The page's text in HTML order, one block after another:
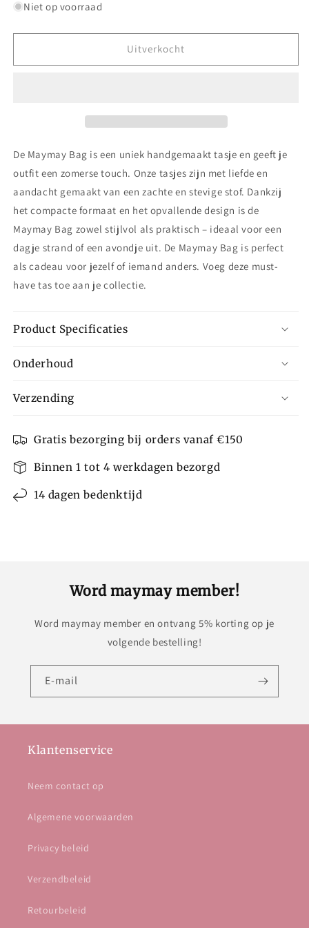
voor
Bag
voor
Bag
Niet op voorraad
Uitverkocht
De Maymay Bag is een uniek handgemaakt tasje en geeft je
outfit een zomerse touch. Onze tasjes zijn met liefde en
aandacht gemaakt van een zachte en stevige stof. Dankzij
het compacte formaat en het opvallende design is de
Maymay Bag zowel stijlvol als praktisch – ideaal voor een
dagje strand of een avondje uit. De Maymay Bag is perfect
als cadeau voor jezelf of iemand anders. Voeg deze must-
have tas toe aan je collectie.
Product Specificaties
Onderhoud
Verzending
Gratis bezorging bij orders vanaf €150
Binnen 1 tot 4 werkdagen bezorgd
14 dagen bedenktijd
Word maymay member!
Word maymay member en ontvang 5% korting op je
volgende bestelling!
E‑mail
Klantenservice
Neem contact op
Algemene voorwaarden
Privacy beleid
Verzendbeleid
Retourbeleid